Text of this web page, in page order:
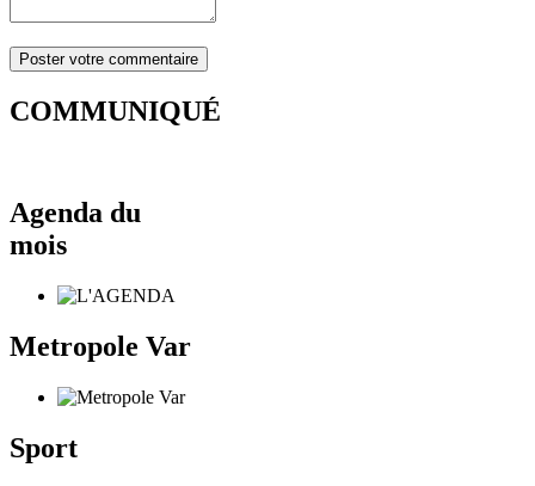
COMMUNIQUÉ
Agenda du
mois
Metropole Var
Sport